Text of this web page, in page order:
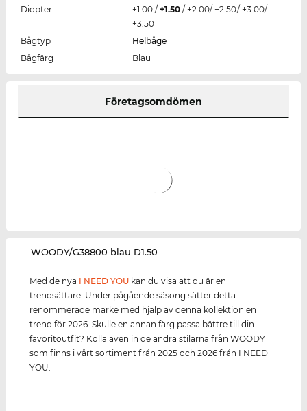
Diopter
+1.00 / +1.50 / +2.00/ +2.50/ +3.00/
+3.50
Bågtyp
Helbåge
Bågfärg
Blau
Företagsomdömen
‌WOODY/G38800 blau D1.50
Med de nya I NEED YOU kan du visa att du är en
trendsättare. Under pågående säsong sätter detta
renommerade märke med hjälp av denna kollektion en
trend för 2026. Skulle en annan färg passa bättre till din
favoritoutfit? Kolla även in de andra stilarna från WOODY
som finns i vårt sortiment från 2025 och 2026 från I NEED
YOU.